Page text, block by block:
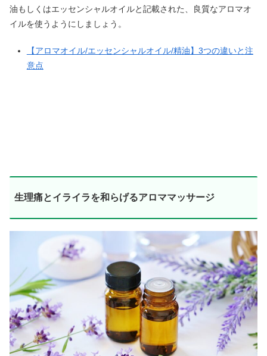
油もしくはエッセンシャルオイルと記載された、良質なアロマオ
イルを使うようにしましょう。
【アロマオイル/エッセンシャルオイル/精油】3つの違いと注
意点
生理痛とイライラを和らげるアロママッサージ